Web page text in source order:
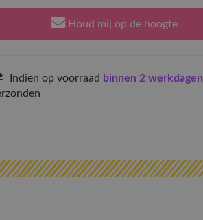
Houd mij op de hoogte
Indien op voorraad binnen 2 werkdagen